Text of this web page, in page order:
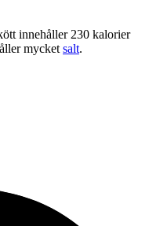
innehåller 230 kalorier
mycketsalt.